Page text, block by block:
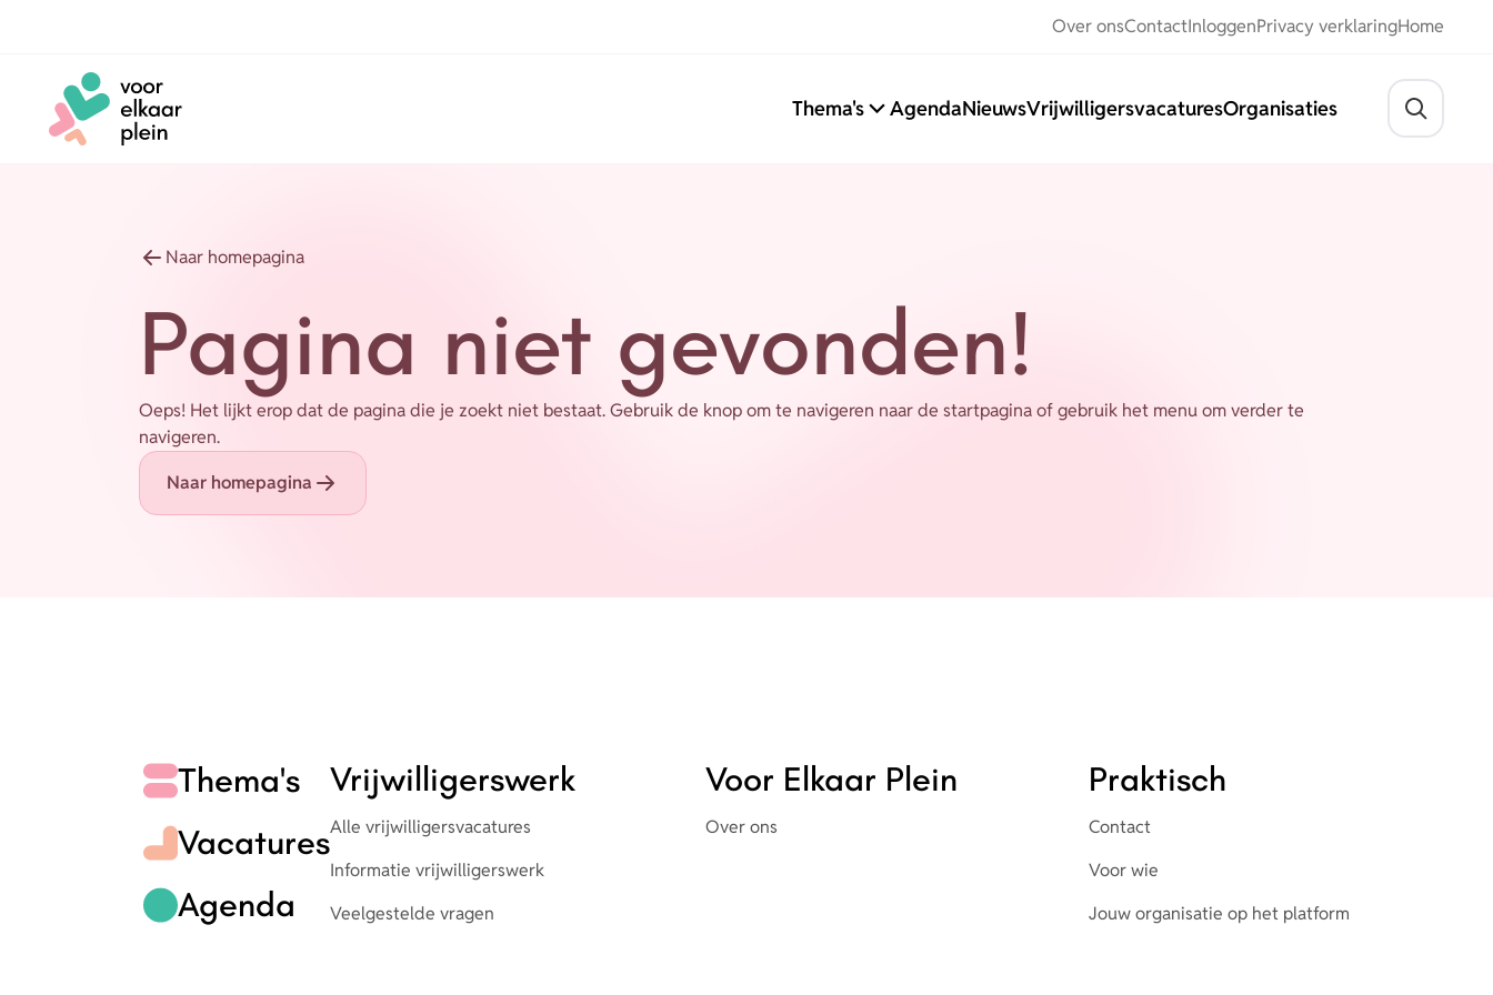
Over onsContactInloggenPrivacy verklaringHome
Thema's AgendaNieuwsVrijwilligersvacaturesOrganisaties Stel
Naar homepagina
Pagina niet gevonden!
Oeps! Het lijkt erop dat de pagina die je zoekt niet bestaat. Gebruik de knop om te navigeren naar de startpagina of gebruik het menu om verder te
navigeren.
Naar homepagina
Thema's
Vacatures
Agenda
Vrijwilligerswerk
Alle vrijwilligersvacatures
Informatie vrijwilligerswerk
Veelgestelde vragen
Voor Elkaar Plein
Over ons
Praktisch
Contact
Voor wie
Jouw organisatie op het platform